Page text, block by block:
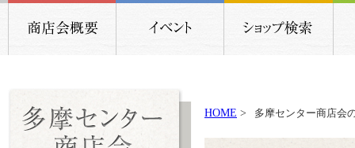
HOME > 多摩センター商店会